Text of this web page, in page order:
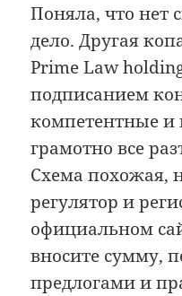
Поняла, что нет
дело. Другая
Prime Law
подписанием
компетентные и
грамотно все
Схема похожая,
регулятор и
официальном
вносите сумму,
предлогами и